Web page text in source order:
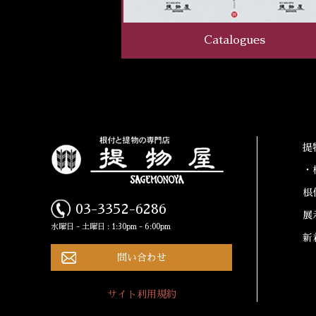
Catalogues
03-3352-6286
水曜日 - 土曜日 : 1:30pm - 6:00pm
問い合わせ
サイト利用規約
提
根
展
新